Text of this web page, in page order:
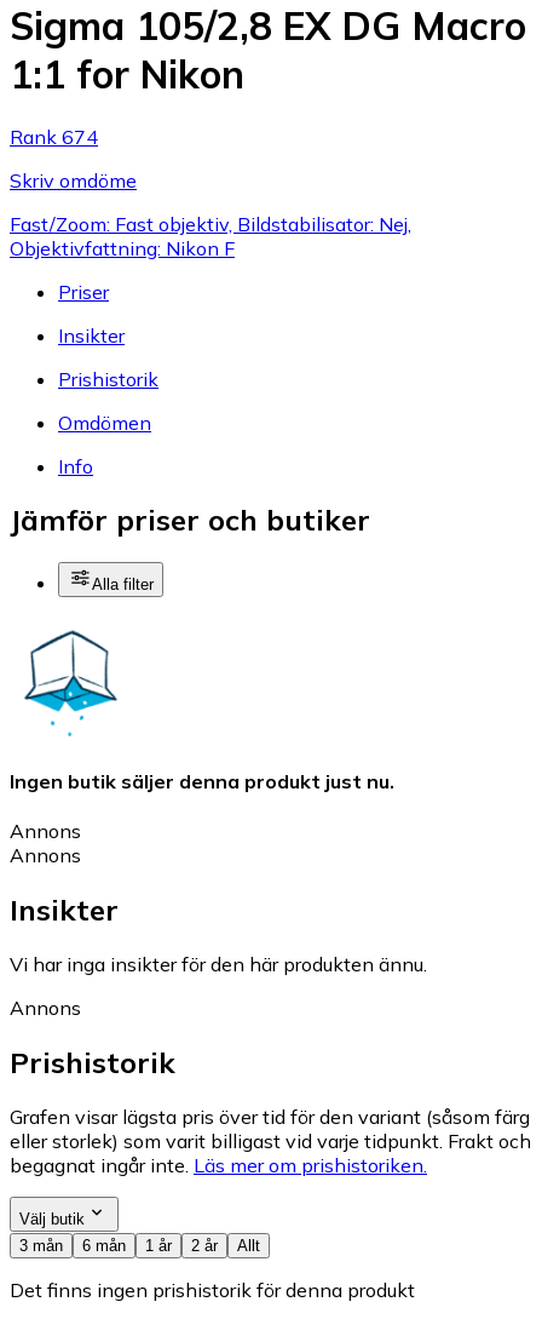
Sigma 105/2,8 EX DG Macro
1:1 for Nikon
Rank 674
Skriv omdöme
Fast/Zoom: Fast objektiv, Bildstabilisator: Nej,
Objektivfattning: Nikon F
Priser
Insikter
Prishistorik
Omdömen
Info
Jämför priser och butiker
Alla filter
Ingen butik säljer denna produkt just nu.
Annons
Annons
Insikter
Vi har inga insikter för den här produkten ännu.
Annons
Prishistorik
Grafen visar lägsta pris över tid för den variant (såsom färg
eller storlek) som varit billigast vid varje tidpunkt. Frakt och
begagnat ingår inte. Läs mer om prishistoriken.
Välj butik
3 mån
6 mån 1 år 2 år Allt
Det finns ingen prishistorik för denna produkt